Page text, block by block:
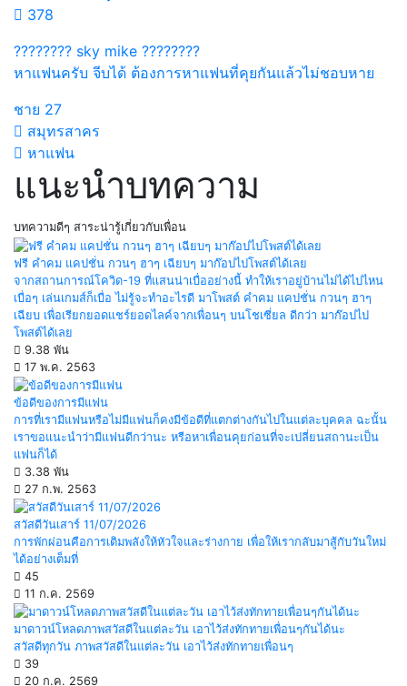
378
???????? sky mike ????????
หาแฟนครับ จีบได้ ต้องการหาแฟนที่คุยกันแล้วไม่ชอบหาย
ชาย 27
สมุทรสาคร
หาแฟน
แนะนำบทความ
บทความดีๆ สาระน่ารู้เกี่ยวกับเพื่อน
ฟรี คำคม แคปชั่น กวนๆ ฮาๆ เฉียบๆ มาก๊อปไปโพสต์ได้เลย
จากสถานการณ์โควิด-19 ที่แสนน่าเบื่ออย่างนี้ ทำให้เราอยู่บ้านไม่ได้ไปไหน
เบื่อๆ เล่นเกมส์ก็เบื่อ ไม่รู้จะทำอะไรดี มาโพสต์ คำคม แคปชั่น กวนๆ ฮาๆ
เฉียบ เพื่อเรียกยอดแชร์ยอดไลค์จากเพื่อนๆ บนโชเซี่ยล ดีกว่า มาก๊อปไป
โพสต์ได้เลย
9.38 พัน
17 พ.ค. 2563
ข้อดีของการมีแฟน
การที่เรามีแฟนหรือไม่มีแฟนก็คงมีข้อดีที่แตกต่างกันไปในแต่ละบุคคล ฉะนั้น
เราขอแนะนำว่ามีแฟนดีกว่านะ หรือหาเพื่อนคุยก่อนที่จะเปลี่ยนสถานะเป็น
แฟนก็ได้
3.38 พัน
27 ก.พ. 2563
สวัสดีวันเสาร์ 11/07/2026
การพักผ่อนคือการเติมพลังให้หัวใจและร่างกาย เพื่อให้เรากลับมาสู้กับวันใหม่
ได้อย่างเต็มที่
45
11 ก.ค. 2569
มาดาวน์โหลดภาพสวัสดีในแต่ละวัน เอาไว้ส่งทักทายเพื่อนๆกันได้นะ
สวัสดีทุกวัน ภาพสวัสดีในแต่ละวัน เอาไว้ส่งทักทายเพื่อนๆ
39
20 ก.ค. 2569